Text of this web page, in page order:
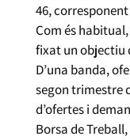
46,
Com és
fixat un objectiu
D’una banda,
segon trimestre
d’ofertes i
Borsa de